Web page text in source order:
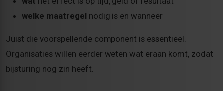
welke maatregel nodig is en wanneer
Juist die voorspellende component is essentieel.
Organisaties willen eerder weten wat eraan komt, zodat
bijsturing nog zin heeft.